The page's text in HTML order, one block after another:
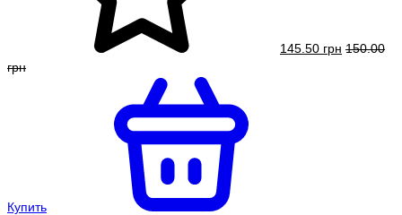
145.50 грн 150.00
грн
Купить